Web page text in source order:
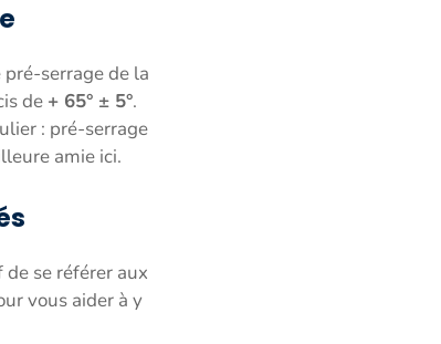
serrage de la
de + 65° ± 5°.
: pré-serrage
amie ici.
se référer aux
vous aider à y